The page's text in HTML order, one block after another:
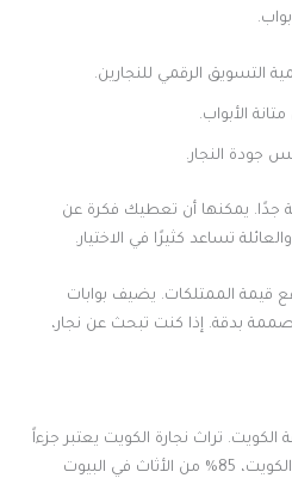
التسويق الرقمي للنجارين.
الأبواب.
جودة النجار.
جدًا. يمكنها أن تعطيك فكرة عن
تساعد كثيرًا في الاختيار.
قيمة الممتلكات. يضيف بوابات
بدقة. إذا كنت تبحث عن نجار،
الكويت. تراث نجارة الكويت يعتبر جزءاً
أساسياً من هويتها الثقافية. في الكويت، 85% من الأثاث في البيوت